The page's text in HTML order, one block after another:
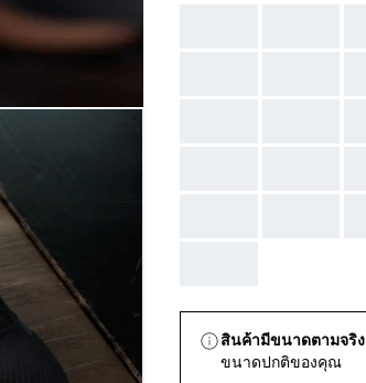
สินค้ามีขนาดตามจริง
ขนาดปกติของคุณ